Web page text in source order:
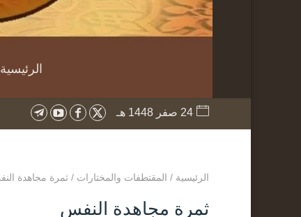
الرئيسية
24 صفر 1448 هـ
الرئيسية / المقتطفات والمختارات / ثمرة مجاهدة
ثمرة مجاهدة النفس